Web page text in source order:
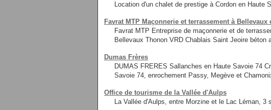
Location d'un chalet de prestige à Cordon en Haute
Favrat MTP Maçonnerie et terrassement à
Favrat MTP Entreprise de maçonnerie et de
Bellevaux Thonon VRD Chablais Saint Jeoire béton
Dumas Frères
DUMAS FRERES Sallanches en Haute Savoie 74
Savoie 74, enrochement Passy, Megève et
Office de tourisme de la Vallée d'Aulps
La Vallée d'Aulps, entre Morzine et le Lac Léman,